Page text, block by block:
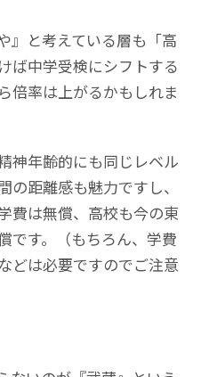
』と考えている層も「高
ば中学受検にシフトする
倍率は上がるかもしれま
神年齢的にも同じレベル
距離感も魅力ですし、
費は無償、高校も今の東
です。（もちろん、学費
どは必要ですのでご注意